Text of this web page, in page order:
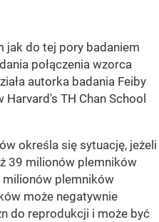
jak do tej pory badaniem
połączenia wzorca
autorka badania Feiby
TH Chan School
określa się sytuację, jeżeli
39 milionów plemników
milionów plemników
może negatywnie
do reprodukcji i może być